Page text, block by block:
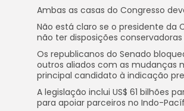
Ambas as casas do Congresso
Não está claro se o presidente da
não ter disposições
Os republicanos do Senado
outros aliados com as mudanças
principal candidato à indicação
A legislação inclui US$ 61 bilhões
para apoiar parceiros no Indo-